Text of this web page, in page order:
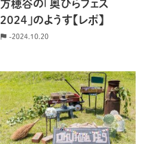
方穂谷の「奥ひらフェス
2024」のようす【レポ】
-2024.10.20